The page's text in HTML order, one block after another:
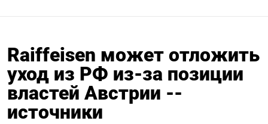
Raiffeisen может отложить
уход из РФ из-за позиции
властей Австрии --
источники